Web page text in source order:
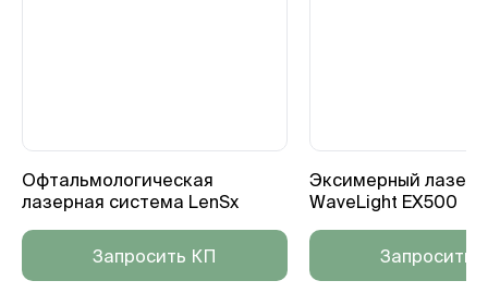
Офтальмологическая
лазерная cиcтема LenSx
Запросить КП
Эксимерный лазер
WaveLight EX500
Запросить